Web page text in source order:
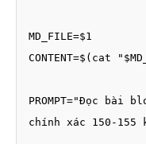
MD_FILE=$1
CONTENT=$(cat
PROMPT="Đọc
chính xác 150-